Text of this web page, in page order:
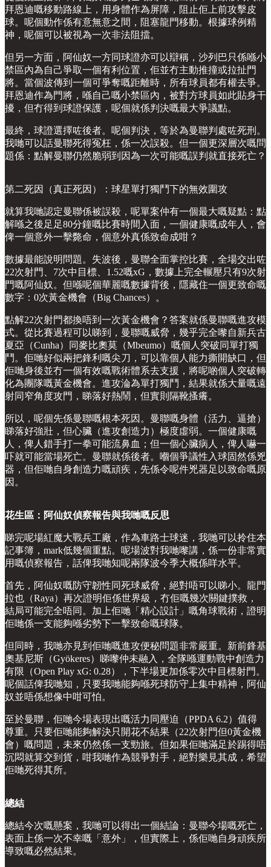
拜恩迪嘅移動路線上，用身體作為屏障，阻止佢上前攻擊皮
球。呢個動作係有意無意之間，阻塞龍門移動。根據球例精
神，呢個可以被視為一次非法阻擋。
但另一方面，阿仙奴一方同球證亦可以辯稱，沙列巴只係喺小
禁區內為自己爭取一個有利位置，佢並冇主動推撞或拉扯門
將。當個波傳到一個可爭奪嘅距離時，所有球員都有權去爭。
拜恩迪作為門將，喺自己嘅小禁區內，被對方球員如此貼身干
擾，但冇得到球證保護，呢個就係判決嘅最大爭議點。
最終，球證選擇咗後者。呢個判決，等於為曼聯判處咗死刑。
我哋可以話曼聯死得冤枉，係一次誤殺。但一個更深層次嘅問
題係：點解曼聯仍然脆弱到因為一次可能嘅誤判就直接死亡？
第二死因（真正死因）：球星單打獨鬥下的無效圍攻
就算我哋認定曼聯係被誤殺，呢單案仲有一個最大嘅疑點：點
解喺之後足足80分鐘嘅比賽時間入面，一個健康嘅成年人，會
俾一個意外一擊斃命，個意外真係致命成咁？
數據最能說明問題。失波後，曼聯全面掌控比賽，全場交出咗
22次射門、7次中目標、1.52嘅xG，數據上完全輾壓只有9次射
門嘅阿仙奴。但喺呢個華麗嘅數據背後，隱藏住一個更致命嘅
數字：0次黃金機會（Big Chances）。
點解22次射門都換唔到一次黃金機會？答案就係曼聯嘅進攻模
式。從比賽過程可以睇到，曼聯嘅威脅，幾乎完全嚟自新兵古
夏亞（Cunha）同麥比奧莫（Mbeumo）嘅個人突破同單打獨
鬥。佢哋好似兩把鋒利嘅尖刀，可以靠個人能力撕開缺口，但
佢哋身後並冇一個有效嘅戰術體系去支援，將呢啲個人突破轉
化為團隊嘅黃金機會。進攻淪為單打獨鬥，結果就係大量嘅遠
射同窄角度攻門，睇落好熱鬧，但實則隔靴搔癢。
所以，呢個先係曼聯嘅根本死因。曼聯嘅身體（活力、逼搶）
睇落好強壯，但心臟（進攻創造力）極度虛弱。一個健康嘅
人，俾人錯手打一拳可能流鼻血；但一個心臟病人，俾人嚇一
吓就可能當場死亡。曼聯就係後者。嗰個爭議性入球固然係兇
器，但佢哋自身創造力嘅頑疾，先係令呢件兇器足以致命嘅原
因。
花生區：阿仙奴偵察報告與我哋嘅反思
睇完呢場紅魔大戰兵工廠，作為車路士球迷，我哋可以拎住本
記事簿，mark低幾個重點。呢場波對我哋嚟講，係一份非常實
用嘅偵察報告，話俾我哋知呢兩隊波今季大概係咩水平。
首先，阿仙奴嘅防守韌性同死球威脅，絕對唔可以睇小。龍門
拉也（Raya）再次證明佢係世界級，冇佢嘅幾次關鍵撲救，
結局可能完全唔同。加上佢哋「精心設計」嘅角球戰術，證明
佢哋係一支能夠喺劣勢下一擊致命嘅球隊。
但同時，我哋亦見到佢哋嘅進攻便秘問題非常嚴重。新前鋒基
奧基尼斯（Gyökeres）睇嚟仲未融入，全隊喺運動戰中創造力
有限（Open Play xG: 0.28），下半場更加係零次中目標射門。
呢個話俾我哋知，只要我哋能夠喺死球防守上集中精神，阿仙
奴並唔係想像中咁可怕。
至於曼聯，佢哋今場表現出嘅活力同壓迫（PPDA 6.2）值得
尊重。只要佢哋能夠解決只開花不結果（22次射門但0黃金機
會）嘅問題，未來仍然係一支勁旅。但如果佢哋滿足於踢得唔
沉悶就算交到貨，咁我哋作為競爭對手，絕對樂見其成，希望
佢哋死得其所。
總結
總結今次嘅懸案，我哋可以得出一個結論：曼聯今場嘅死亡，
表面上係一次不幸嘅「意外」，但實際上，係佢哋自身頑疾所
導致嘅必然結果。